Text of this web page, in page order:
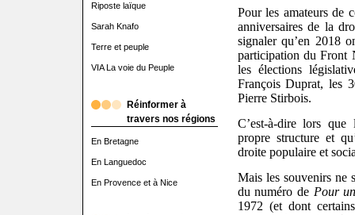
Riposte laïque
Sarah Knafo
Terre et peuple
VIA La voie du Peuple
Réinformer à
travers nos régions
En Bretagne
En Languedoc
En Provence et à Nice
Pour les amateurs de
anniversaires de la
signaler qu’en 2018
participation du Front
les élections
François Duprat, les
Pierre Stirbois.
C’est-à-dire lors
propre structure et
droite populaire et
Mais les souvenirs ne
du numéro de Pour
1972 (et dont